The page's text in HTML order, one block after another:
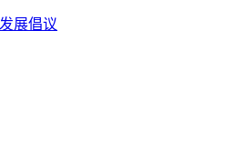
展倡议